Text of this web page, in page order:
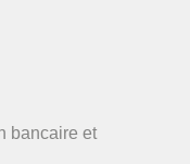
bancaire et